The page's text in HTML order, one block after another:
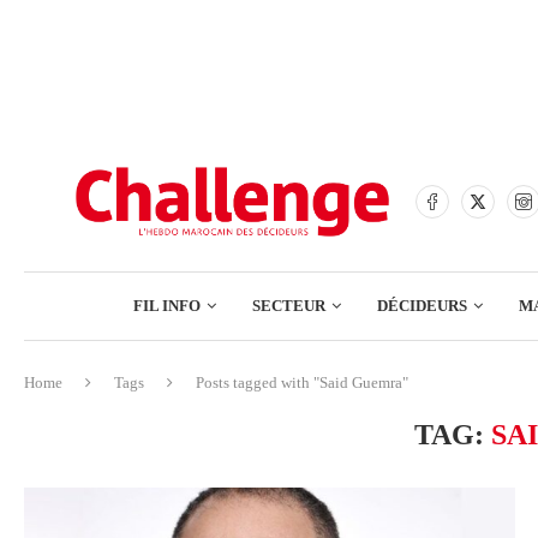
COMMERCE
FIL INFO SECTEUR DÉCIDEURS
Home Tags Posts tagged with "Said Guemra"
TAG: